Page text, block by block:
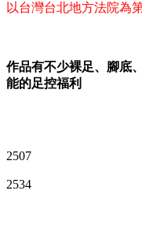
以台灣台北地方法院為
作品有不少裸足、腳底
能的足控福利
2507
2534